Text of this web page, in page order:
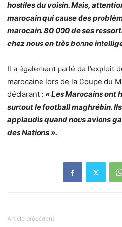
hostiles du voisin. Mais,
marocain qui cause des
marocain. 80 000 de ses
chez nous en très bonne
Il a également parlé de l’exploit
marocaine lors de la Coupe du
déclarant : « Les Marocains ont
surtout le football maghrébin.
applaudis quand nous avions
des Nations ».
Article précédent